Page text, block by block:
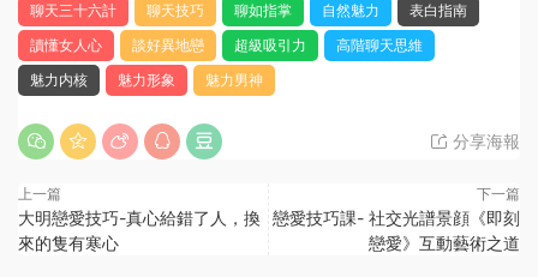
聊天三十六計
聊天技巧 聊如指掌 自然魅力
表白指南
讀懂女人心
談好異地戀 超級吸引力
高階聊天思維
魅力内核
魅力形象 魅力男神
分享海報
上一篇
大明戀愛技巧-真心給錯了人，換
來的隻有寒心
下一篇
戀愛技巧課- 社交光譜景顔《即刻
戀愛》互動藝術之道